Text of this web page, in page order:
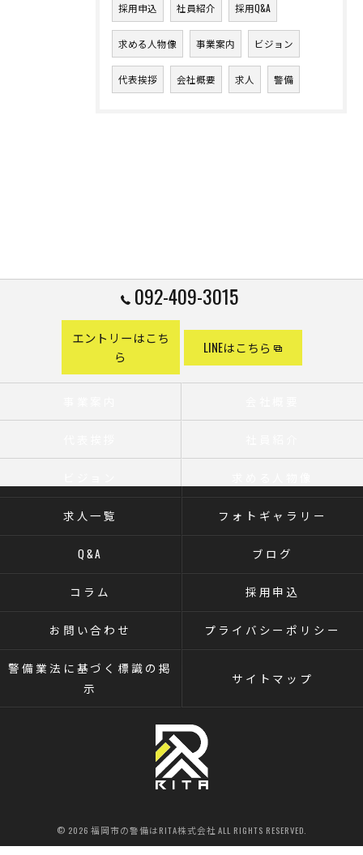
採用申込 社員紹介 採用Q&A
求める人物像 事業案内 ビジョン
代表挨拶 会社概要 求人 警備
092-409-3015
エントリーはこち
ら
LINEはこちら
求人一覧 フォトギャラリー
Q&A ブログ
コラム 採用申込
お問い合わせ プライバシーポリシー
警備業法に基づく標識の掲
示
サイトマップ
© 2026 福岡市の警備はRITA株式会社 ALL RIGHTS RESERVED.